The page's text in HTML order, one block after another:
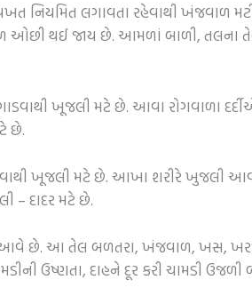
નિયમિત લગાવતા રહેવાથી ખંજવાળ
ઓછી થઈ જાય છે. આમળાં બાળી, તલના
ખૂજલી મટે છે. આવા રોગવાળા
છે.
ખૂજલી મટે છે. આખા શરીરે ખુજલી
– દાદર મટે છે.
છે. આ તેલ બળતરા, ખંજવાળ, ખસ, ખરજવું,
ઉષ્ણતા, દાહને દૂર કરી ચામડી ઉજળી